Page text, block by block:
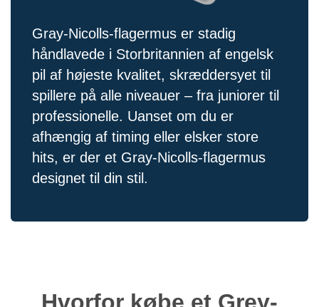
Gray-Nicolls-flagermus er stadig
håndlavede i Storbritannien af ​​engelsk
pil af højeste kvalitet, skræddersyet til
spillere på alle niveauer – fra juniorer til
professionelle. Uanset om du er
afhængig af timing eller elsker store
hits, er der et Gray-Nicolls-flagermus
designet til din stil.